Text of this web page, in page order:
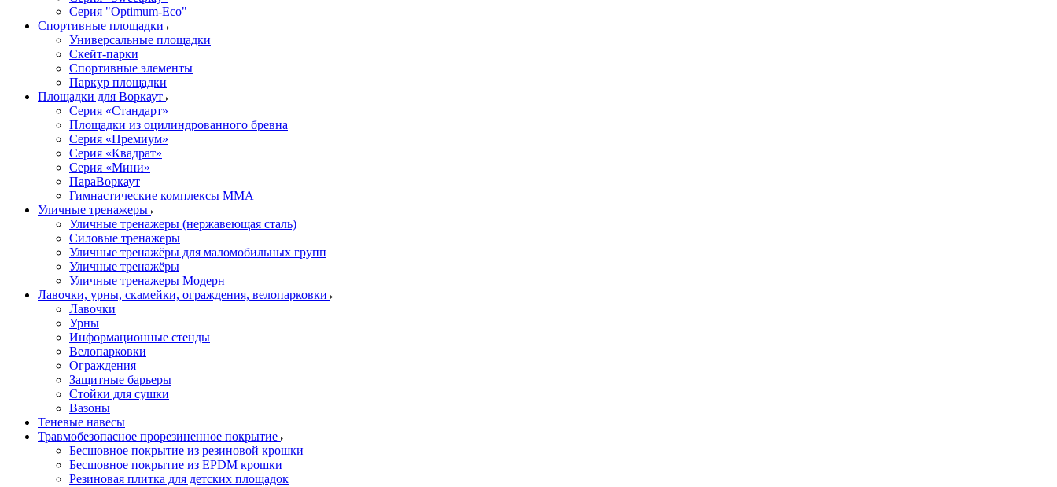
Серия "Оptimum-Еco"
Спортивные площадки
Универсальные площадки
Скейт-парки
Спортивные элементы
Паркур площадки
Площадки для Воркаут
Серия «Стандарт»
Площадки из оцилиндрованного бревна
Серия «Премиум»
Серия «Квадрат»
Серия «Мини»
ПараВоркаут
Гимнастические комплексы ММА
Уличные тренажеры
Уличные тренажеры (нержавеющая сталь)
Силовые тренажеры
Уличные тренажёры для маломобильных групп
Уличные тренажёры
Уличные тренажеры Модерн
Лавочки, урны, скамейки, ограждения, велопарковки
Лавочки
Урны
Информационные стенды
Велопарковки
Ограждения
Защитные барьеры
Стойки для сушки
Вазоны
Теневые навесы
Травмобезопасное прорезиненное покрытие
Бесшовное покрытие из резиновой крошки
Бесшовное покрытие из EPDM крошки
Резиновая плитка для детских площадок